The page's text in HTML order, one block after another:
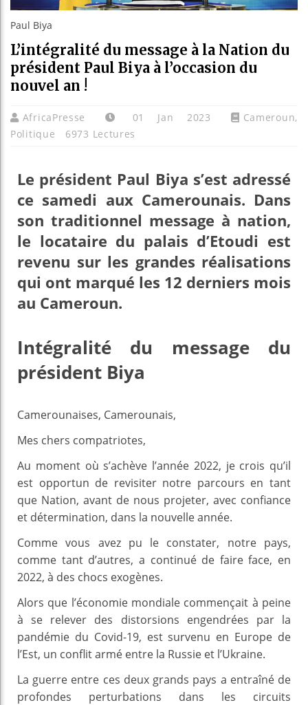
Paul Biya
L’intégralité du message à la Nation du
président Paul Biya à l’occasion du
nouvel an !
AfricaPresse 01 Jan 2023 Cameroun,
Politique
6973 Lectures
Le président Paul Biya s’est adressé
ce samedi aux Camerounais. Dans
son traditionnel message à nation,
le locataire du palais d’Etoudi est
revenu sur les grandes réalisations
qui ont marqué les 12 derniers mois
au Cameroun.
Intégralité du message du
président Biya
Camerounaises, Camerounais,
Mes chers compatriotes,
Au moment où s’achève l’année 2022, je crois qu’il
est opportun de revisiter notre parcours en tant
que Nation, avant de nous projeter, avec confiance
et détermination, dans la nouvelle année.
Comme vous avez pu le constater, notre pays,
comme tant d’autres, a continué de faire face, en
2022, à des chocs exogènes.
Alors que l’économie mondiale commençait à peine
à se relever des distorsions engendrées par la
pandémie du Covid-19, est survenu en Europe de
l’Est, un conflit armé entre la Russie et l’Ukraine.
La guerre entre ces deux grands pays a entraîné de
profondes perturbations dans les circuits